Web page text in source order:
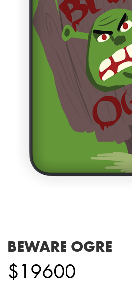
BEWARE OGRE
$19600